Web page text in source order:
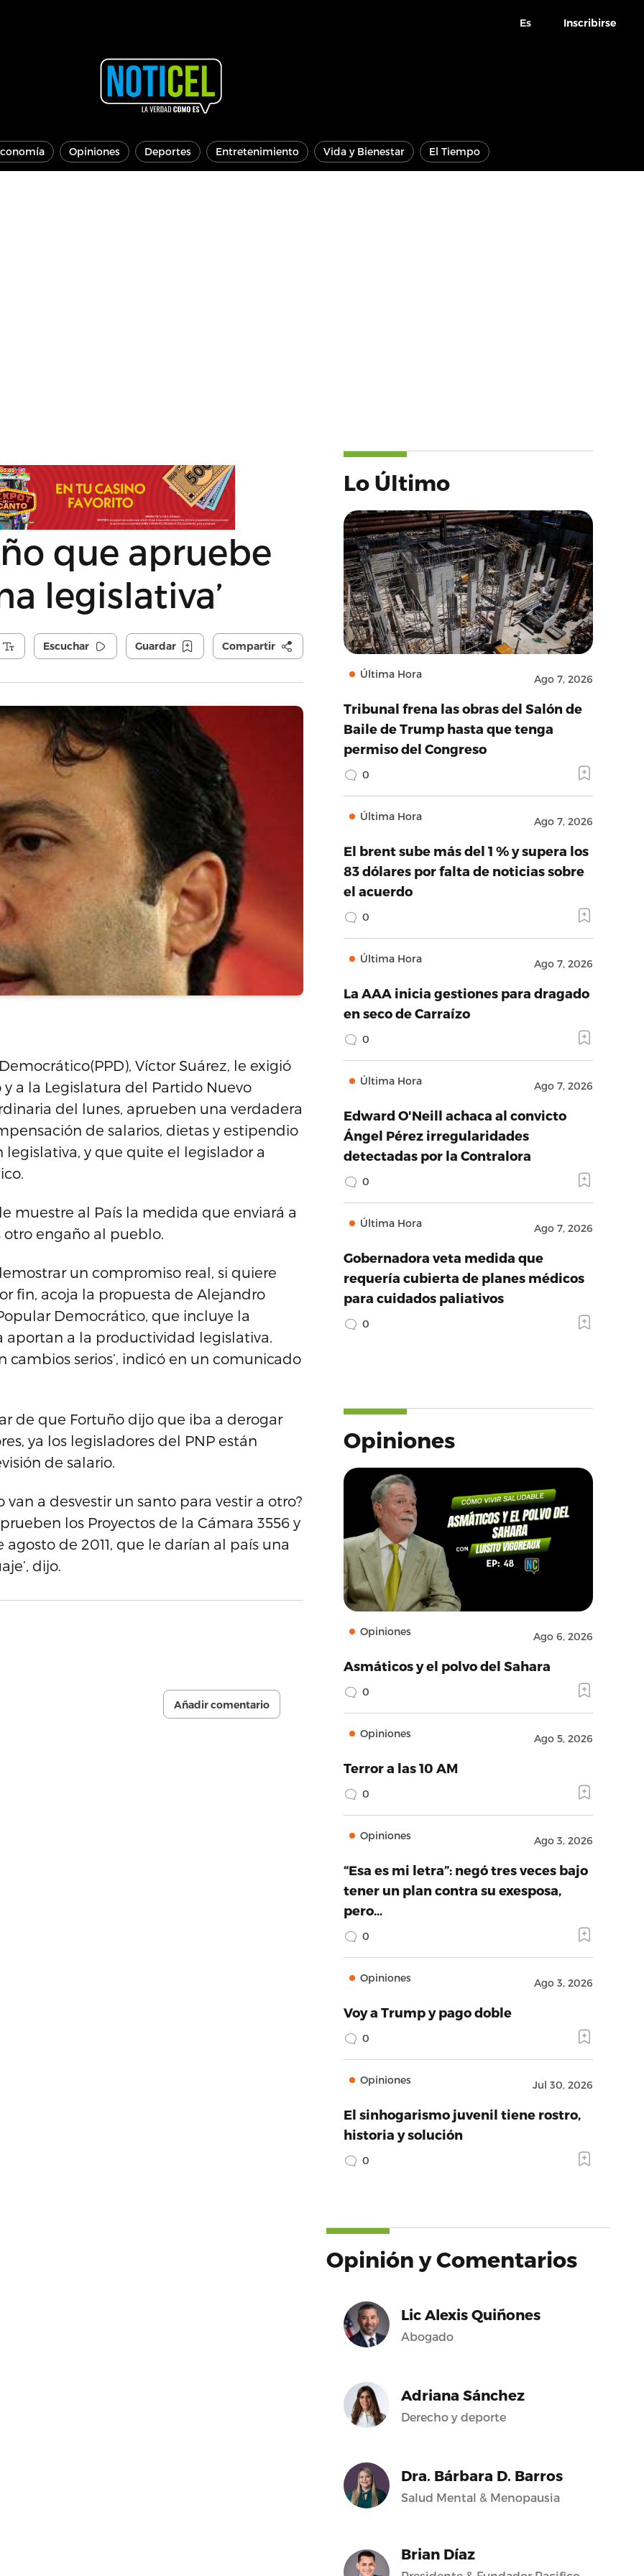
Es Inscribirse
Opiniones Deportes Entretenimiento Vida y Bienestar El Tiempo
que apruebe
legislativa’
Escuchar Guardar Compartir
Víctor Suárez, le exigió
a la Legislatura del Partido Nuevo
del lunes, aprueben una verdadera
de salarios, dietas y estipendio
y que quite el legislador a
muestre al País la medida que enviará a
engaño al pueblo.
un compromiso real, si quiere
fin, acoja la propuesta de Alejandro
Democrático, que incluye la
a la productividad legislativa.
cambios serios’, indicó en un comunicado
de que Fortuño dijo que iba a derogar
ya los legisladores del PNP están
de salario.
van a desvestir un santo para vestir a otro?
los Proyectos de la Cámara 3556 y
de 2011, que le darían al país una
dijo.
Añadir comentario
Lo Último
Última Hora Ago 7, 2026
Tribunal frena las obras del Salón de
Baile de Trump hasta que tenga
permiso del Congreso
0
Última Hora Ago 7, 2026
El brent sube más del 1 % y supera los
83 dólares por falta de noticias sobre
el acuerdo
0
Última Hora Ago 7, 2026
La AAA inicia gestiones para dragado
en seco de Carraízo
0
Última Hora Ago 7, 2026
Edward O'Neill achaca al convicto
Ángel Pérez irregularidades
detectadas por la Contralora
0
Última Hora Ago 7, 2026
Gobernadora veta medida que
requería cubierta de planes médicos
para cuidados paliativos
0
Opiniones
Opiniones Ago 6, 2026
Asmáticos y el polvo del Sahara
0
Opiniones Ago 5, 2026
Terror a las 10 AM
0
Opiniones Ago 3, 2026
“Esa es mi letra”: negó tres veces bajo
tener un plan contra su exesposa,
pero…
0
Opiniones Ago 3, 2026
Voy a Trump y pago doble
0
Opiniones Jul 30, 2026
El sinhogarismo juvenil tiene rostro,
historia y solución
0
Opinión y Comentarios
Lic Alexis Quiñones
Abogado
Adriana Sánchez
Derecho y deporte
Dra. Bárbara D. Barros
Salud Mental & Menopausia
Brian Díaz